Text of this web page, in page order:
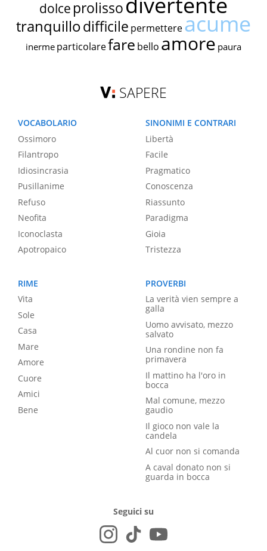
dolce prolisso
tranquillodifficile permettereacume
inerme particolarefare bello amore paura
SAPERE
VOCABOLARIO
Ossimoro
Filantropo
Idiosincrasia
Pusillanime
Refuso
Neofita
Iconoclasta
Apotropaico
SINONIMI E CONTRARI
Libertà
Facile
Pragmatico
Conoscenza
Riassunto
Paradigma
Gioia
Tristezza
RIME
Vita
Sole
Casa
Mare
Amore
Cuore
Amici
Bene
PROVERBI
La verità vien sempre a
galla
Uomo avvisato, mezzo
salvato
Una rondine non fa
primavera
Il mattino ha l'oro in
bocca
Mal comune, mezzo
gaudio
Il gioco non vale la
candela
Al cuor non si comanda
A caval donato non si
guarda in bocca
Seguici su